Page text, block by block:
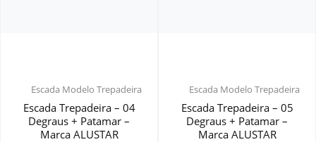
Escada Modelo Trepadeira
Escada Trepadeira – 04
Degraus + Patamar –
Marca ALUSTAR
Escada Modelo Trepadeira
Escada Trepadeira – 05
Degraus + Patamar –
Marca ALUSTAR